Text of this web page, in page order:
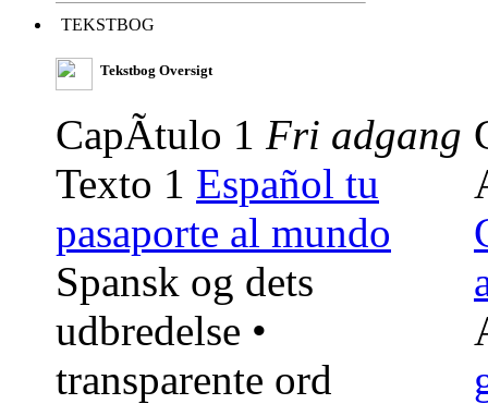
TEKSTBOG
Tekstbog Oversigt
CapÃ­tulo 1 Fri adgang
Texto 1 Español tu
pasaporte al mundo
Spansk og dets
udbredelse •
transparente ord